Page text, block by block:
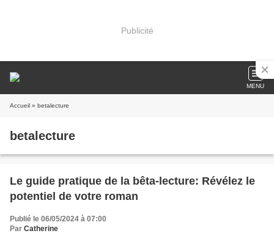
Publicité
MENU
Accueil » betalecture
betalecture
Le guide pratique de la bêta-lecture: Révélez le
potentiel de votre roman
Publié le 06/05/2024 à 07:00
Par Catherine